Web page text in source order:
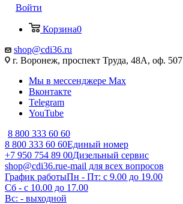
Войти
Корзина0
shop@cdi36.ru
г. Воронеж, проспект Труда, 48А, оф. 507
Мы в мессенджере Max
Вконтакте
Telegram
YouTube
8 800 333 60 60
8 800 333 60 60Единый номер
+7 950 754 89 00Дизельный сервис
shop@cdi36.rue-mail для всех вопросов
График работыПн - Пт: с 9.00 до 19.00
Сб - с 10.00 до 17.00
Вс: - выходной